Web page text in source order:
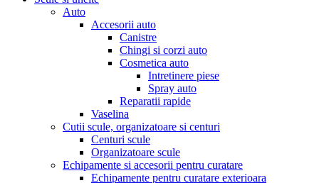
Auto
Accesorii auto
Canistre
Chingi si corzi auto
Cosmetica auto
Intretinere piese
Spray auto
Reparatii rapide
Vaselina
Cutii scule, organizatoare si centuri
Centuri scule
Organizatoare scule
Echipamente si accesorii pentru curatare
Echipamente pentru curatare exterioara